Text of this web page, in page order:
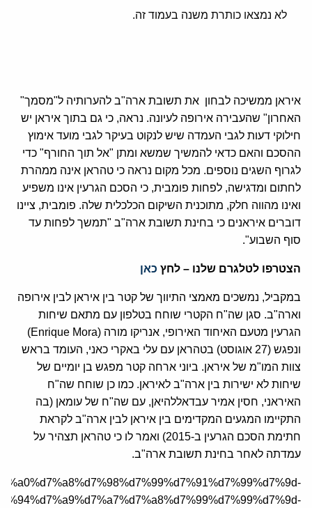
לא נמצאו כותרת משנה בעמוד זה.
איראן ממשיכה לבחון את תשובת ארה"ב להערותיה ל"מסמך"
האחרון" שהעבירה אירופה לעיונה. נראה, כי גם בתוך איראן יש
חילוקי דעות לגבי העמדה שיש לנקוט בעיקר לגבי מועד אימוץ
ההסכם והאם כדאי להמשיך שמשא ומתן "אל תוך החורף" כדי
לגרוף השגים נוספים. מכל מקום נראה כי טהראן אינה ממהרת
לחתום ומדגישה, לפחות פומבית, כי הסכם הגרעין אינו משפיע
ואינו מהווה חלק, מתוכנית השיקום הכלכלית שלה. פומבית, ציינו
דוברים איראנים כי בחינת תשובת ארה"ב "תמשך לפחות עד
סוף השבוע".
הצטרפו לטלגרם שלנו – לחץ כאן
במקביל, נמשכים מאמצי התיווך של קטר בין איראן לבין אירופה
וארה"ב. סגן שה"ח הקטרי שוחח בטלפון עם מתאם שיחות
הגרעין מטעם האיחוד האירופי, אנריקו מורה (Enrique Mora)
ונפגש (27 אוגוסט) בטהראן עם עלי באקרי כאני, העומד בראש
צוות המו"מ של איראן. ביוני ארחה קטר מפגש בן יומיים של
שיחות לא ישירות בין ארה"ב לאיראן. כמו כן שוחח שה"ח
האיראני, חסין אמיר עבדאללהיאן, עם שה"ח של עומאן (בה
התקיימו המגעים המקדימים בין איראן לבין ארה"ב לקראת
חתימת הסכם הגרעין ב-2015) ואמר לו כי טהראן תצהיר על
עמדתה לאחר בחינת תשובת ארה"ב.